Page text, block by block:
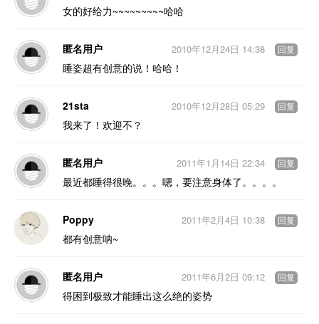
女的好给力~~~~~~~~~哈哈
匿名用户
睡姿超有创意的说！哈哈！
2010年12月24日 14:38 回复
21sta
我来了！欢迎不？
2010年12月28日 05:29 回复
匿名用户
最近都睡得很晚。。。嗯，要注意身体了。。。。
2011年1月14日 22:34 回复
Poppy
都有创意呐~
2011年2月4日 10:38 回复
匿名用户
得困到极致才能睡出这么绝的姿势
2011年6月2日 09:12 回复